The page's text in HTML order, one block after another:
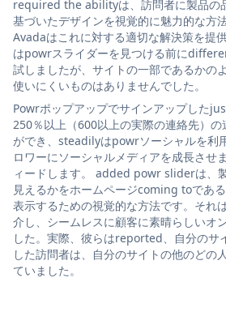
required the abilityは、訪問者に製品の
基づいたデザインを視覚的に魅力的な方
Avadaはこれに対する適切な解決策を提
はpowrスライダーを見つける前に
試しましたが、サイトの一部であるかの
使いにくいものはありませんでした。
Powrポップアップでサインアップした
250％以上（600以上の実際の連絡先）
ができ、steadilyはpowrソーシャルを利
ロワーにソーシャルメディアを成長させ
ィードします。 added powr sliderは、
見えるかをホームページcoming toであ
表示するための視覚的な方法です。それ
介し、シームレスに顧客に素晴らしいオ
した。実際、彼らはreported、自分のサ
した訪問者は、自分のサイトの他のどの
ていました。